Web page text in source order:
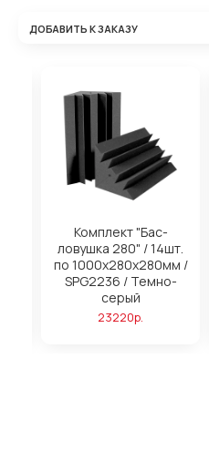
ДОБАВИТЬ К ЗАКАЗУ
Комплект "Бас-
ловушка 280" / 14шт.
по 1000х280х280мм /
SPG2236 / Темно-
серый
23220р.